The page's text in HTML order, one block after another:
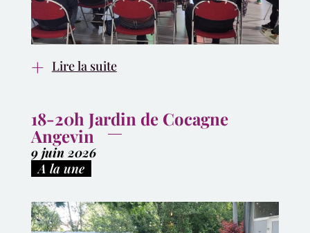
Lire la suite
18-20h Jardin de Cocagne
Angevin
9 juin 2026
|A la une